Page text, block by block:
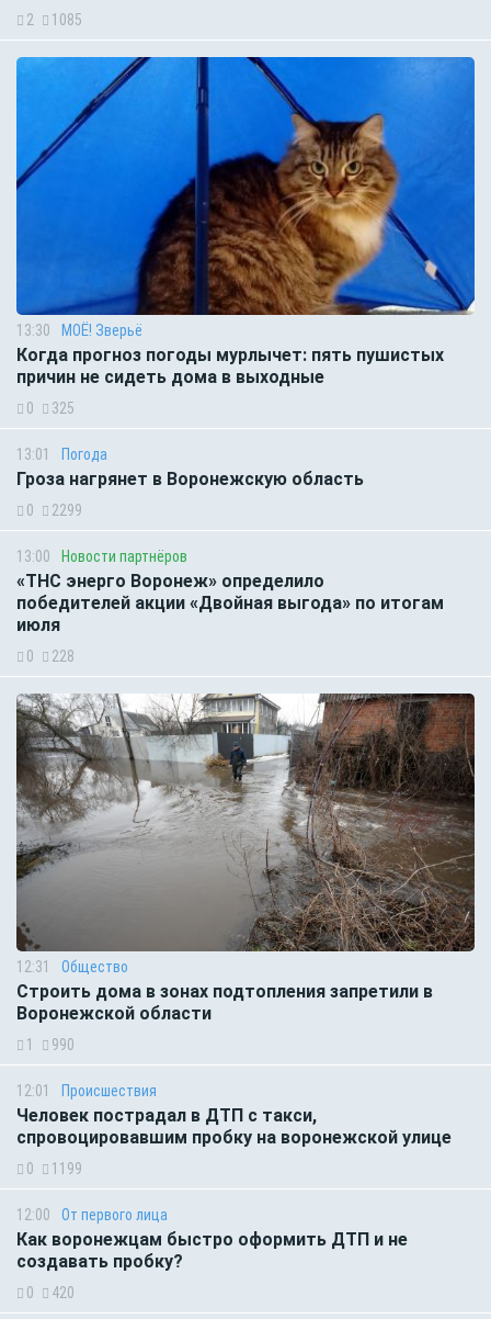
2 1085
13:30 МОЁ! Зверьё
Когда прогноз погоды мурлычет: пять пушистых
причин не сидеть дома в выходные
0 325
13:01 Погода
Гроза нагрянет в Воронежскую область
0 2299
13:00 Новости партнёров
«ТНС энерго Воронеж» определило
победителей акции «Двойная выгода» по итогам
июля
0 228
12:31 Общество
Строить дома в зонах подтопления запретили в
Воронежской области
1 990
12:01 Происшествия
Человек пострадал в ДТП с такси,
спровоцировавшим пробку на воронежской улице
0 1199
12:00 От первого лица
Как воронежцам быстро оформить ДТП и не
создавать пробку?
0 420